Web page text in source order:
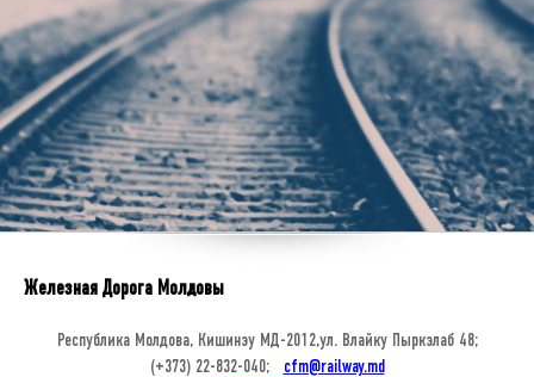
Железная Дорога Молдовы
Республика Молдова, Кишинэу МД-2012,ул. Влайку Пыркэлаб 48;
(+373) 22-832-040;
cfm@railway.md